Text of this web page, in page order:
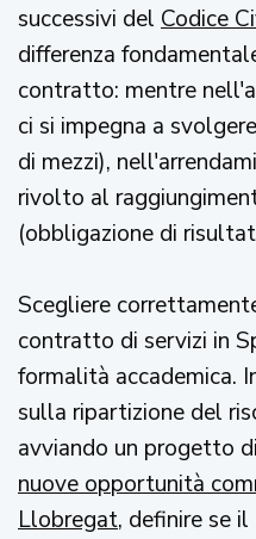
successivi del Codice
differenza
contratto: mentre
ci si impegna a
di mezzi),
rivolto al
(obbligazione di
Scegliere
contratto di servizi in
formalità accademica.
sulla ripartizione del
avviando un progetto
nuove opportunità
Llobregat, definire se